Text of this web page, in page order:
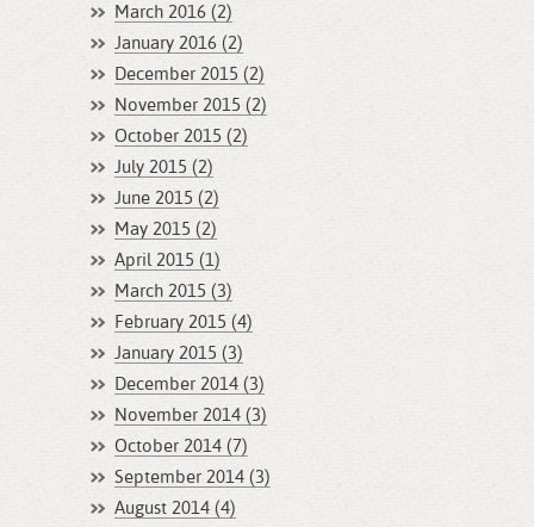
March 2016 (2)
January 2016 (2)
December 2015 (2)
November 2015 (2)
October 2015 (2)
July 2015 (2)
June 2015 (2)
May 2015 (2)
April 2015 (1)
March 2015 (3)
February 2015 (4)
January 2015 (3)
December 2014 (3)
November 2014 (3)
October 2014 (7)
September 2014 (3)
August 2014 (4)